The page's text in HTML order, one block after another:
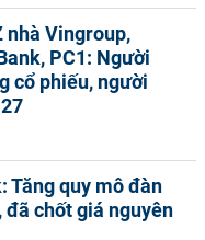
nhà Vingroup,
PC1: Người
cổ phiếu, người
Tăng quy mô đàn
đã chốt giá nguyên